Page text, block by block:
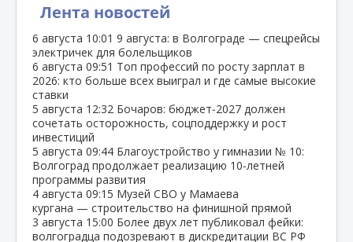
Лента новостей
6 августа 10:01 9 августа: в Волгограде — спецрейсы
электричек для болельщиков
6 августа 09:51 Топ профессий по росту зарплат в
2026: кто больше всех выиграл и где самые высокие
ставки
5 августа 12:32 Бочаров: бюджет‑2027 должен
сочетать осторожность, соцподдержку и рост
инвестиций
5 августа 09:44 Благоустройство у гимназии № 10:
Волгоград продолжает реализацию 10‑летней
программы развития
4 августа 09:15 Музей СВО у Мамаева
кургана — строительство на финишной прямой
3 августа 15:00 Более двух лет публиковал фейки:
волгоградца подозревают в дискредитации ВС РФ